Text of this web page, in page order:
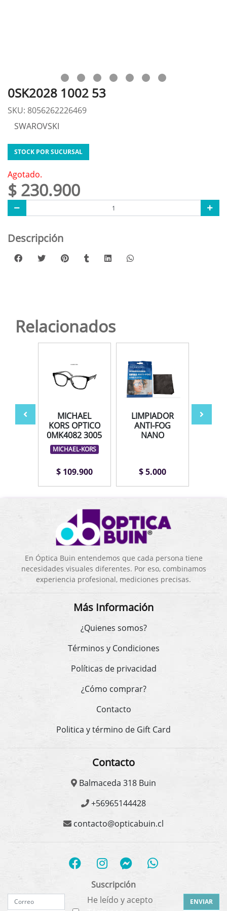
0SK2028 1002 53
SKU: 8056262226469
SWAROVSKI
STOCK POR SUCURSAL
Agotado.
$ 230.900
Descripción
Relacionados
MICHAEL
KORS OPTICO
0MK4082 3005
MICHAEL-KORS
$ 109.900
LIMPIADOR
ANTI-FOG
NANO
$ 5.000
En Óptica Buin entendemos que cada persona tiene
necesidades visuales diferentes. Por eso, combinamos
experiencia profesional, mediciones precisas.
Más Información
¿Quienes somos?
Términos y Condiciones
Políticas de privacidad
¿Cómo comprar?
Contacto
Politica y término de Gift Card
Contacto
Balmaceda 318 Buin
+56965144428
contacto@opticabuin.cl
Suscripción
He leído y acepto
ENVIAR